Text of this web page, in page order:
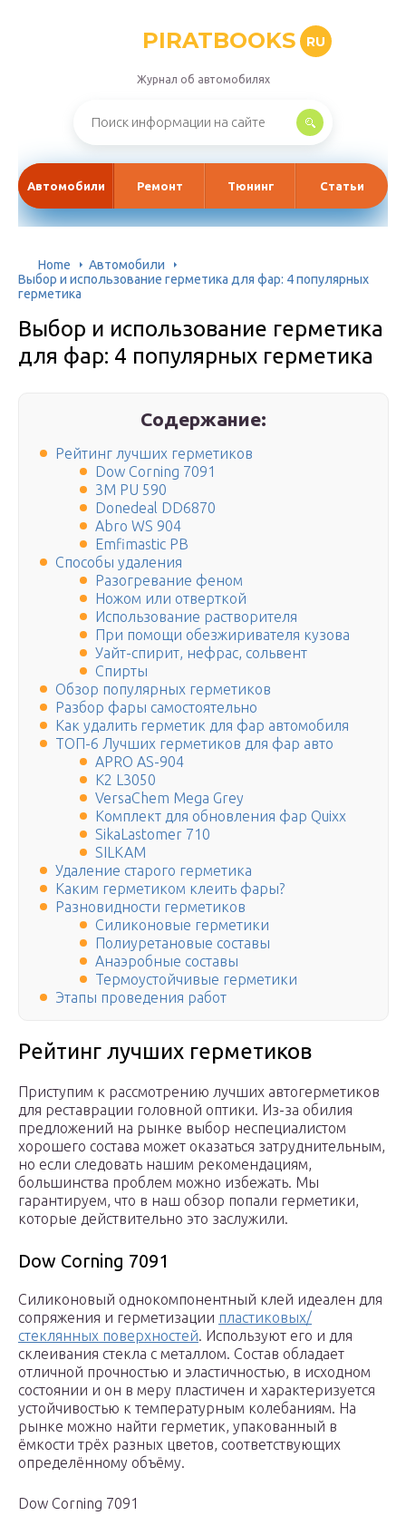
PIRATBOOKS RU
Журнал об автомобилях
Автомобили Ремонт Тюнинг Статьи
Home
Автомобили
Выбор и использование герметика для фар: 4 популярных
герметика
Выбор и использование герметика
для фар: 4 популярных герметика
Содержание:
Рейтинг лучших герметиков
Dow Corning 7091
3M PU 590
Donedeal DD6870
Abro WS 904
Emfimastic РВ
Способы удаления
Разогревание феном
Ножом или отверткой
Использование растворителя
При помощи обезжиривателя кузова
Уайт-спирит, нефрас, сольвент
Спирты
Обзор популярных герметиков
Разбор фары самостоятельно
Как удалить герметик для фар автомобиля
ТОП-6 Лучших герметиков для фар авто
APRO AS-904
К2 L3050
VersaChem Mega Grey
Комплект для обновления фар Quixx
SikaLastomer 710
SILKAM
Удаление старого герметика
Каким герметиком клеить фары?
Разновидности герметиков
Силиконовые герметики
Полиуретановые составы
Анаэробные составы
Термоустойчивые герметики
Этапы проведения работ
Рейтинг лучших герметиков
Приступим к рассмотрению лучших автогерметиков
для реставрации головной оптики. Из-за обилия
предложений на рынке выбор неспециалистом
хорошего состава может оказаться затруднительным,
но если следовать нашим рекомендациям,
большинства проблем можно избежать. Мы
гарантируем, что в наш обзор попали герметики,
которые действительно это заслужили.
Dow Corning 7091
Силиконовый однокомпонентный клей идеален для
сопряжения и герметизации пластиковых/
стеклянных поверхностей. Используют его и для
склеивания стекла с металлом. Состав обладает
отличной прочностью и эластичностью, в исходном
состоянии и он в меру пластичен и характеризуется
устойчивостью к температурным колебаниям. На
рынке можно найти герметик, упакованный в
ёмкости трёх разных цветов, соответствующих
определённому объёму.
Dow Corning 7091